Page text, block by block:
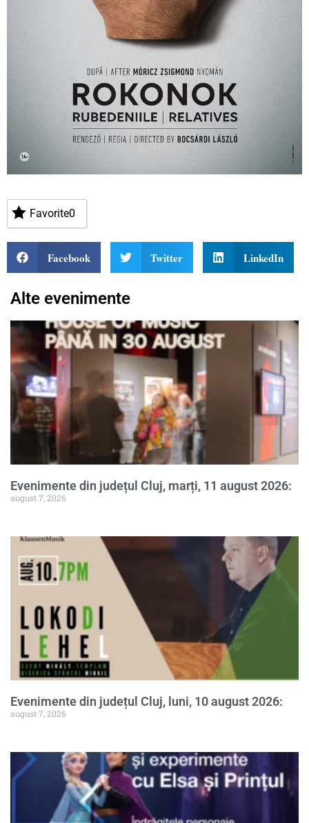
Favorite0
Facebook Twitter LinkedIn
Alte evenimente
Evenimente din județul Cluj, marți, 11 august 2026:
august 7, 2026
Evenimente din județul Cluj, luni, 10 august 2026:
august 7, 2026